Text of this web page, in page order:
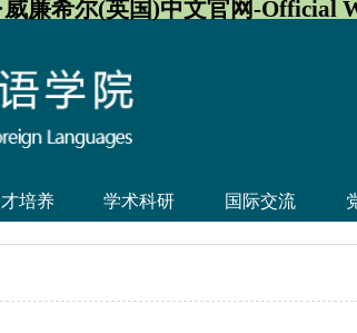
廉希尔(英国)中文官网-Official
才培养 学术科研 国际交流